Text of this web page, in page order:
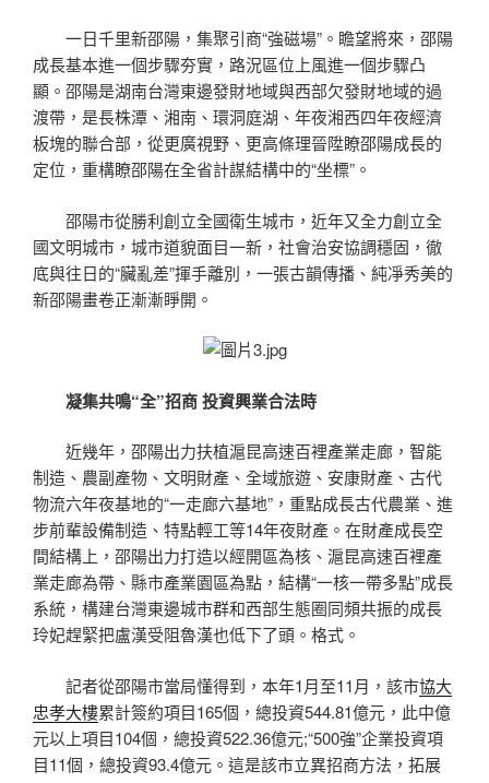
一日千里新邵陽，集聚引商“強磁場”。瞻望將來，邵陽
成長基本進一個步驟夯實，路況區位上風進一個步驟凸
顯。邵陽是湖南台灣東邊發財地域與西部欠發財地域的過
渡帶，是長株潭、湘南、環洞庭湖、年夜湘西四年夜經濟
板塊的聯合部，從更廣視野、更高條理晉陞瞭邵陽成長的
定位，重構瞭邵陽在全省計謀結構中的“坐標”。
邵陽市從勝利創立全國衛生城市，近年又全力創立全
國文明城市，城市道貌面目一新，社會治安協調穩固，徹
底與往日的“臟亂差”揮手離別，一張古韻傳播、純凈秀美的
新邵陽畫卷正漸漸睜開。
凝集共鳴“全”招商 投資興業合法時
近幾年，邵陽出力扶植滬昆高速百裡產業走廊，智能
制造、農副產物、文明財產、全域旅遊、安康財產、古代
物流六年夜基地的“一走廊六基地”，重點成長古代農業、進
步前輩設備制造、特點輕工等14年夜財產。在財產成長空
間結構上，邵陽出力打造以經開區為核、滬昆高速百裡產
業走廊為帶、縣市產業園區為點，結構“一核一帶多點”成長
系統，構建台灣東邊城市群和西部生態圈同頻共振的成長
玲妃趕緊把盧漢受阻魯漢也低下了頭。格式。
記者從邵陽市當局懂得到，本年1月至11月，該市協大
忠孝大樓累計簽約項目165個，總投資544.81億元，此中億
元以上項目104個，總投資522.36億元;“500強”企業投資項
目11個，總投資93.4億元。這是該市立異招商方法，拓展